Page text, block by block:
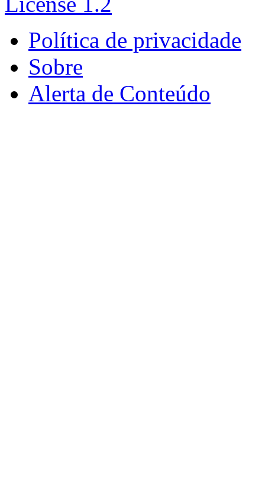
Política de privacidade
Sobre
Alerta de Conteúdo